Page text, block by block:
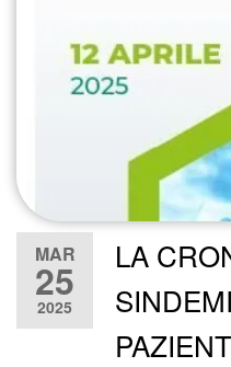
MAR
25
2025
LA